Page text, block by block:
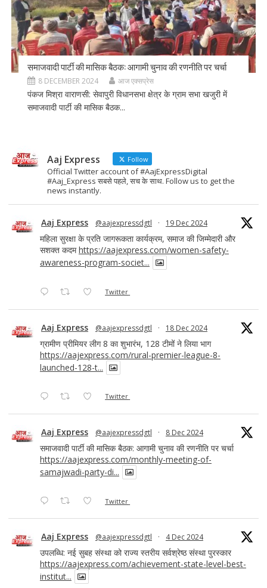
समाजवादी पार्टी की मासिक बैठक: आगामी चुनाव की रणनीति पर चर्चा
8 DECEMBER 2024 आज एक्सप्रेस
पंकज मिश्रा वाराणसी: सेवापुरी विधानसभा क्षेत्र के ग्राम सभा खजुरी में
समाजवादी पार्टी की मासिक बैठक...
Aaj Express Follow
Official Twitter account of #AajExpressDigital
#Aaj_Express सबसे पहले, सच के साथ. Follow us to get the
news instantly.
Aaj Express @aajexpressdgtl · 19 Dec 2024
महिला सुरक्षा के प्रति जागरूकता कार्यक्रम, समाज की जिम्मेदारी और
सशक्त कदमhttps://aajexpress.com/women-safety-
awareness-program-societ...
Twitter
Aaj Express @aajexpressdgtl · 18 Dec 2024
ग्रामीण प्रीमियर लीग 8 का शुभारंभ, 128 टीमों ने लिया भाग
https://aajexpress.com/rural-premier-league-8-
launched-128-t...
Twitter
Aaj Express @aajexpressdgtl · 8 Dec 2024
समाजवादी पार्टी की मासिक बैठक: आगामी चुनाव की रणनीति पर चर्चा
https://aajexpress.com/monthly-meeting-of-
samajwadi-party-di...
Twitter
Aaj Express @aajexpressdgtl · 4 Dec 2024
उपलब्धि: नई सुबह संस्था को राज्य स्तरीय सर्वश्रेष्ठ संस्था पुरस्कार
https://aajexpress.com/achievement-state-level-best-
institut...